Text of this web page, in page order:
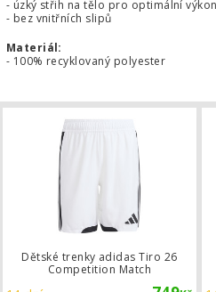
- úzký střih na tělo pro optimální výkon
- bez vnitřních slipů
Materiál:
- 100% recyklovaný polyester
Dětské trenky adidas Tiro 26
Competition Match